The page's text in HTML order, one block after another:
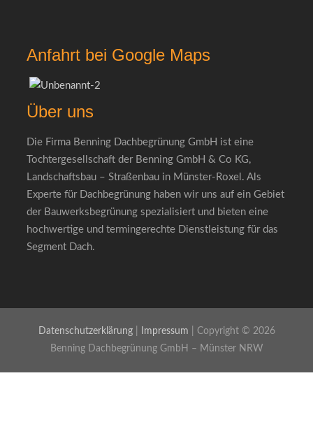
Anfahrt bei Google Maps
Über uns
Die Firma Benning Dachbegrünung GmbH ist eine
Tochtergesellschaft der Benning GmbH & Co KG,
Landschaftsbau – Straßenbau in Münster-Roxel. Als
Experte für Dachbegrünung haben wir uns auf ein Gebiet
der Bauwerksbegrünung spezialisiert und bieten eine
hochwertige und termingerechte Dienstleistung für das
Segment Dach.
Datenschutzerklärung| Impressum | Copyright © 2026
Benning Dachbegrünung GmbH – Münster NRW